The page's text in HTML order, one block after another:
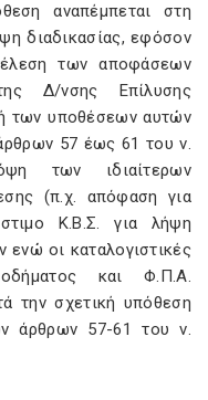
αναπέμπεται στη
διαδικασίας, εφόσον
των αποφάσεων
Δ/νσης Επίλυσης
των υποθέσεων αυτών
57 έως 61 του ν.
των ιδιαίτερων
(π.χ. απόφαση για
Κ.Β.Σ. για λήψη
ενώ οι καταλογιστικές
και Φ.Π.Α.
την σχετική υπόθεση
άρθρων 57-61 του ν.